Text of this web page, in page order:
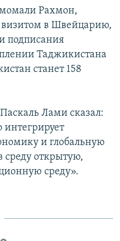
Рахмон,
визитом в Швейцарию,
подписания
Таджикистана
станет 158
Лами сказал:
интегрирует
и глобальную
среду открытую,
среду».